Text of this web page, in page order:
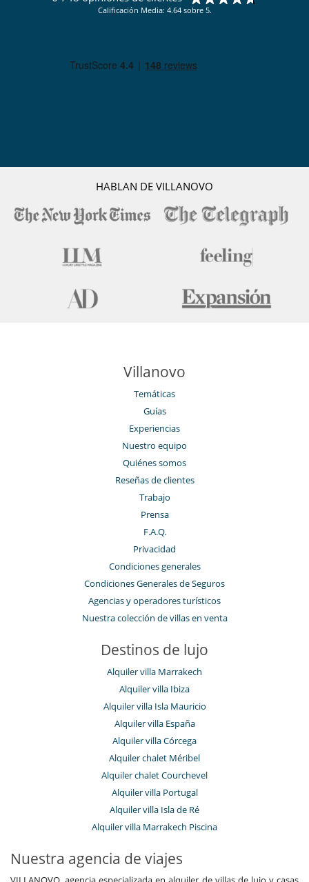
Calificación Media: 4.64 sobre 5.
HABLAN DE VILLANOVO
Villanovo
Temáticas
Guías
Experiencias
Nuestro equipo
Quiénes somos
Reseñas de clientes
Trabajo
Prensa
F.A.Q.
Privacidad
Condiciones generales
Condiciones Generales de Seguros
Agencias y operadores turísticos
Nuestra colección de villas en venta
Destinos de lujo
Alquiler villa Marrakech
Alquiler villa Ibiza
Alquiler villa Isla Mauricio
Alquiler villa España
Alquiler villa Córcega
Alquiler chalet Méribel
Alquiler chalet Courchevel
Alquiler villa Portugal
Alquiler villa Isla de Ré
Alquiler villa Marrakech Piscina
Nuestra agencia de viajes